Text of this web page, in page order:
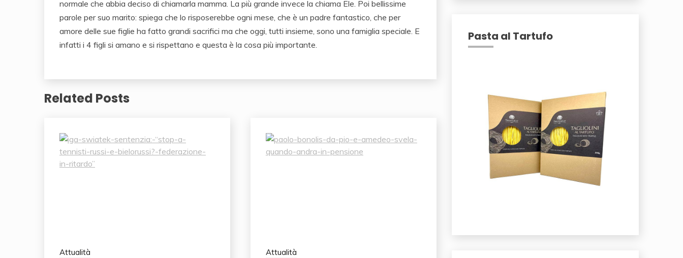
normale che abbia deciso di chiamarla mamma. La più grande invece la chiama Ele. Poi bellissime
parole per suo marito: spiega che lo risposerebbe ogni mese, che è un padre fantastico, che per
amore delle sue figlie ha fatto grandi sacrifici ma che oggi, tutti insieme, sono una famiglia speciale. E
infatti i 4 figli si amano e si rispettano e questa è la cosa più importante.
Related Posts
Attualità Attualità
Pasta al Tartufo